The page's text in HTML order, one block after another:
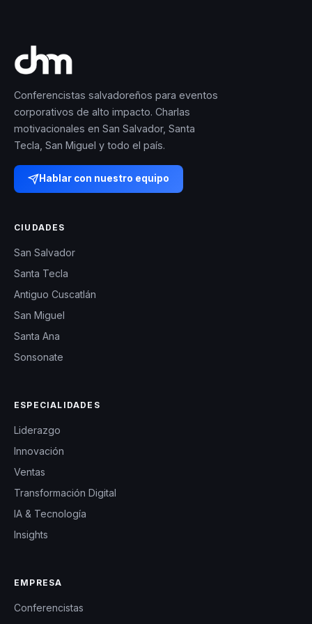
Conferencistas salvadoreños para eventos
corporativos de alto impacto. Charlas
motivacionales en San Salvador, Santa
Tecla, San Miguel y todo el país.
Hablar con nuestro equipo
CIUDADES
San Salvador
Santa Tecla
Antiguo Cuscatlán
San Miguel
Santa Ana
Sonsonate
ESPECIALIDADES
Liderazgo
Innovación
Ventas
Transformación Digital
IA & Tecnología
Insights
EMPRESA
Conferencistas